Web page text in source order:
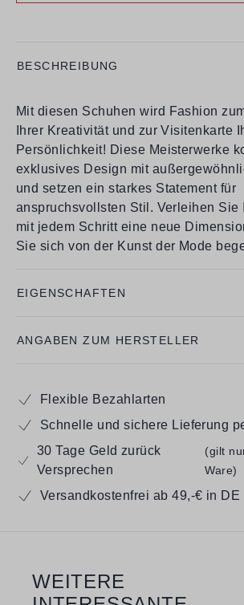
BESCHREIBUNG
Mit diesen Schuhen wird Fashion
Ihrer Kreativität und zur Visitenkarte
Persönlichkeit! Diese Meisterwerke
exklusives Design mit
und setzen ein starkes Statement für
anspruchsvollsten Stil. Verleihen Sie
mit jedem Schritt eine neue
Sie sich von der Kunst der Mode
EIGENSCHAFTEN
ANGABEN ZUM HERSTELLER
Flexible Bezahlarten
Schnelle und sichere Lieferung
30 Tage Geld zurück
Versprechen
(gilt
Ware)
Versandkostenfrei ab 49,-€ in DE
Produktgalerie überspringen
WEITERE